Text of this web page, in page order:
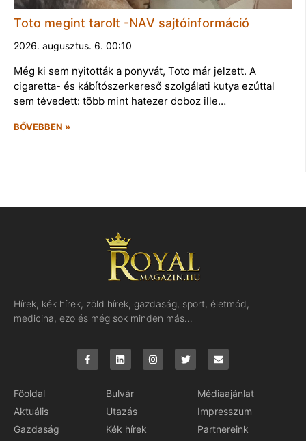
Toto megint tarolt -NAV sajtóinformáció
2026. augusztus. 6. 00:10
Még ki sem nyitották a ponyvát, Toto már jelzett. A
cigaretta- és kábítószerkereső szolgálati kutya ezúttal
sem tévedett: több mint hatezer doboz ille…
BŐVEBBEN »
Hírek, kék hírek, zöld hírek, gazdaság, sport, életmód,
medicina, ezo és még sok minden más…
Főoldal
Aktuális
Gazdaság
Bulvár
Utazás
Kék hírek
Médiaajánlat
Impresszum
Partnereink